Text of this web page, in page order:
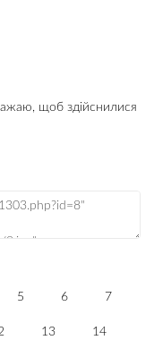
щоб здійснилися
5 6 7
13 14